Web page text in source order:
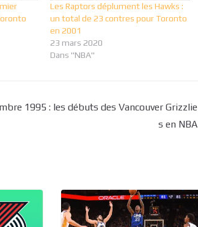
Les Raptors déplument les Hawks :
un total de 23 contres pour Toronto
en 2001
23 mars 2020
Dans "NBA"
1995 : les débuts des Vancouver Grizzlie
s en NBA